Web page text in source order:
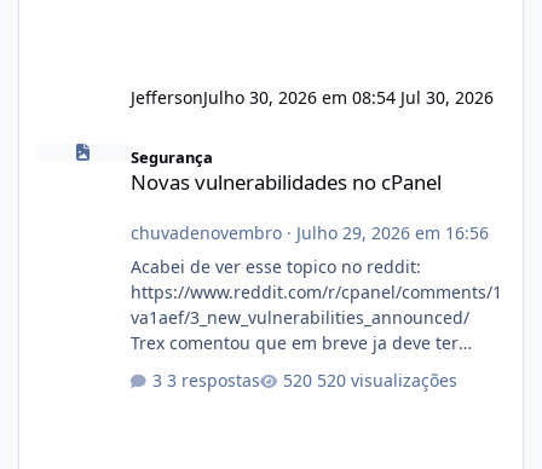
JeffersonJulho 30, 2026 em 08:54 Jul 30, 2026
Segurança
Novas vulnerabilidades no cPanel
chuvadenovembro· Julho 29, 2026 em 16:56
Acabei de ver esse topico no reddit:
https://www.reddit.com/r/cpanel/comments/1
va1aef/3_new_vulnerabilities_announced/
Trex comentou que em breve ja deve ter
3 respostas 520 visualizações